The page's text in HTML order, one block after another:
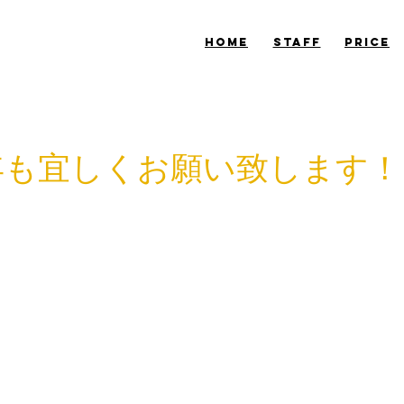
​HOME ​STAFF ​PRICE
宜しくお願い致します！